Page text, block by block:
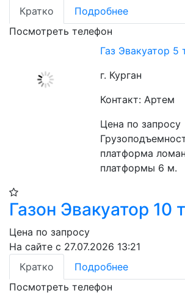
Кратко
Подробнее
Посмотреть телефон
Газ Эвакуатор 5
г. Курган
Контакт: Артем
Цена по запросу
платформа
платформы 6 м.
Газон Эвакуатор 10
Цена по запросу
На сайте с 27.07.2026 13:21
Кратко
Подробнее
Посмотреть телефон